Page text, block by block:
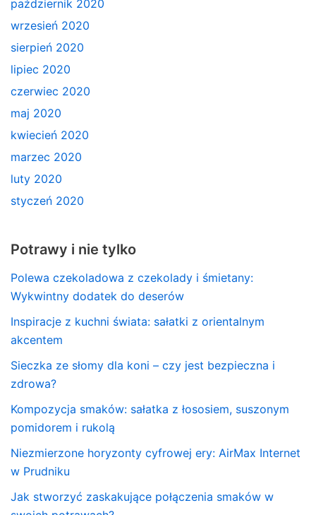
październik 2020
wrzesień 2020
sierpień 2020
lipiec 2020
czerwiec 2020
maj 2020
kwiecień 2020
marzec 2020
luty 2020
styczeń 2020
Potrawy i nie tylko
Polewa czekoladowa z czekolady i śmietany:
Wykwintny dodatek do deserów
Inspiracje z kuchni świata: sałatki z orientalnym
akcentem
Sieczka ze słomy dla koni – czy jest bezpieczna i
zdrowa?
Kompozycja smaków: sałatka z łososiem, suszonym
pomidorem i rukolą
Niezmierzone horyzonty cyfrowej ery: AirMax Internet
w Prudniku
Jak stworzyć zaskakujące połączenia smaków w